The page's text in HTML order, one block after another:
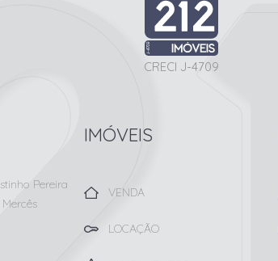
CRECI J-4709
Pereira
Mercês
IMÓVEIS
VENDA
LOCAÇÃO